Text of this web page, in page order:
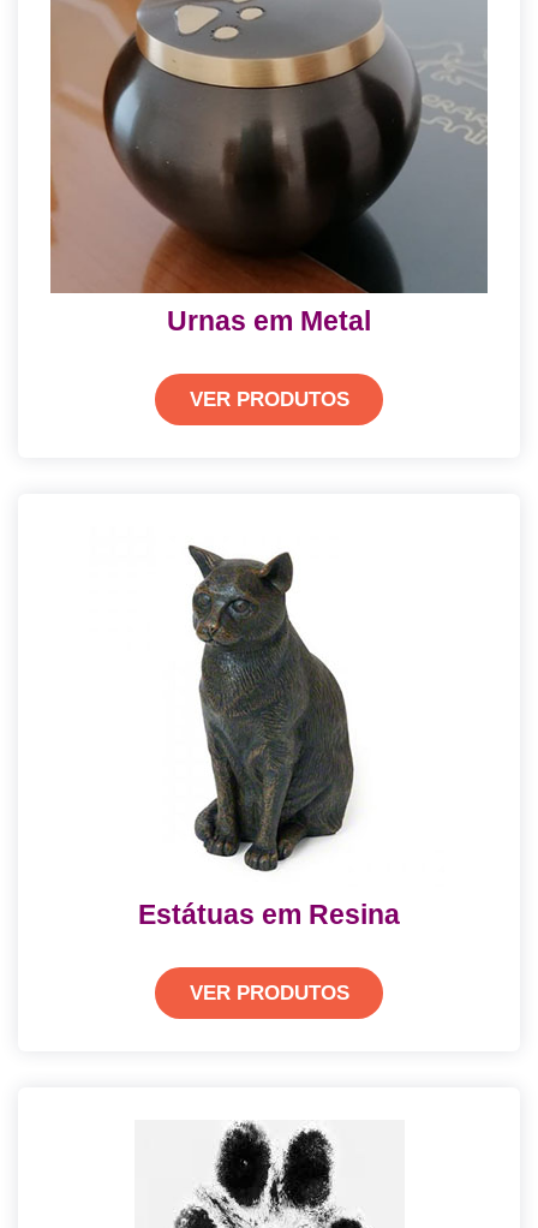
Urnas em Metal
VER PRODUTOS
Estátuas em Resina
VER PRODUTOS